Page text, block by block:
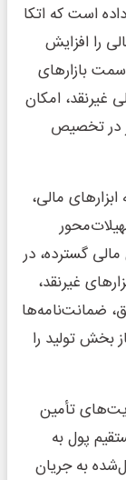
است که اتکا
را افزایش
بازارهای
غیرنقد، امکان
در تخصیص
مالی،
گسترده، در
غیرنقد،
ضمانت‌نامه‌ها
بخش تولید را
تأمین
پول به
به جریان